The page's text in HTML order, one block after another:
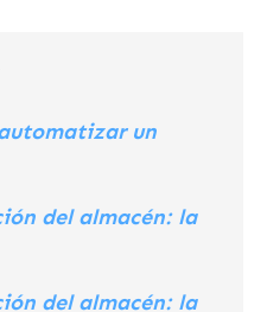
un
del almacén: la
del almacén: la